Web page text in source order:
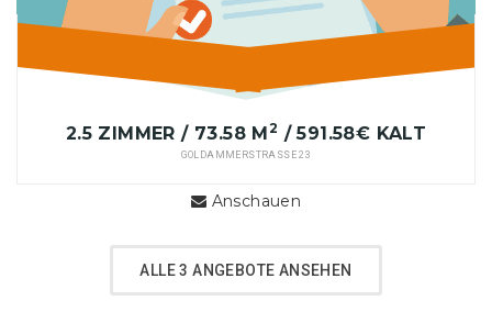
2.5 ZIMMER / 73.58 M2 / 591.58€ KALT
GOLDAMMERSTRASSE 23
Anschauen
ALLE 3 ANGEBOTE ANSEHEN